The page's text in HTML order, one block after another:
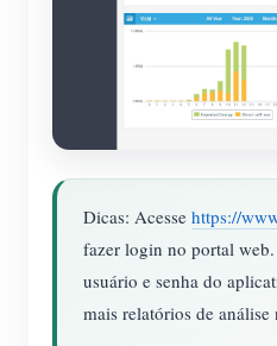
Dicas: Acesse https://
fazer login no portal
usuário e senha do
mais relatórios de análise